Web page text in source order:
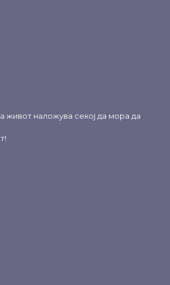
живот наложува секој да мора да
!